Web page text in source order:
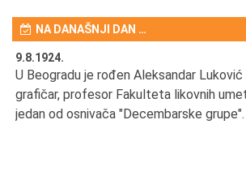
NA DANAŠNJI DAN …
9.8.1924.
U Beogradu je rođen Aleksandar Luković
grafičar, profesor Fakulteta likovnih
jedan od osnivača "Decembarske grupe".